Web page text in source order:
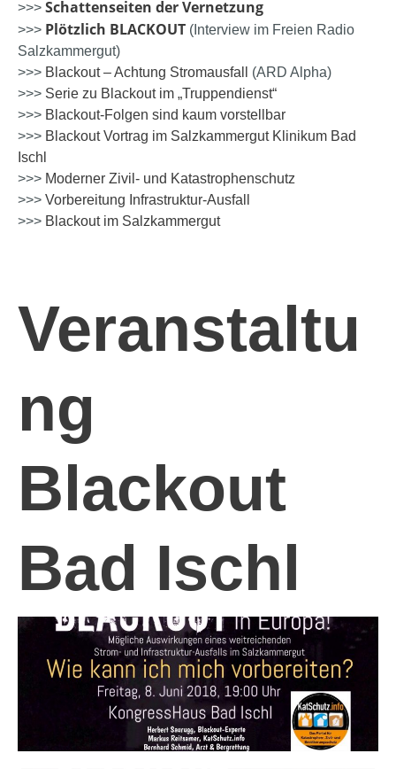
>>> Schattenseiten der Vernetzung
>>> Plötzlich BLACKOUT (Interview im Freien Radio
Salzkammergut)
>>> Blackout – Achtung Stromausfall
(ARD Alpha)
>>> Serie zu Blackout im „Truppendienst“
>>> Blackout-Folgen sind kaum vorstellbar
>>> Blackout Vortrag im Salzkammergut Klinikum Bad
Ischl
>>> Moderner Zivil- und Katastrophenschutz
>>> Vorbereitung Infrastruktur-Ausfall
>>> Blackout im Salzkammergut
Veranstaltu
ng
Blackout
Bad Ischl